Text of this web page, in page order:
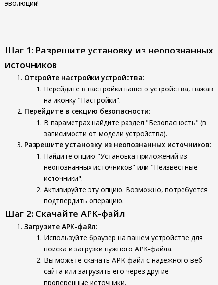
эволюции!
Шаг 1: Разрешите установку из неопознанных
источников
Откройте настройки устройства:
Перейдите в настройки вашего устройства, нажав
на иконку "Настройки".
Перейдите в секцию безопасности:
В параметрах найдите раздел "Безопасность" (в
зависимости от модели устройства).
Разрешите установку из неопознанных источников:
Найдите опцию "Установка приложений из
неопознанных источников" или "Неизвестные
источники".
Активируйте эту опцию. Возможно, потребуется
подтвердить операцию.
Шаг 2: Скачайте APK-файл
Загрузите APK-файл:
Используйте браузер на вашем устройстве для
поиска и загрузки нужного APK-файла.
Вы можете скачать APK-файл с надежного веб-
сайта или загрузить его через другие
проверенные источники.